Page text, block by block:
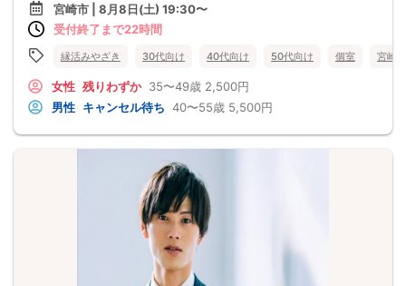
宮崎市 | 8月8日(土) 19:30〜
受付終了まで22時間
縁活みやざき 30代向け 40代向け 50代向け 個室 宮崎県
女性 残りわずか 35〜49歳 2,500円
男性 キャンセル待ち 40〜55歳 5,500円